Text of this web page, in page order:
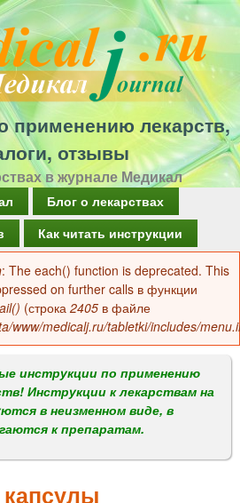
применению лекарств,
отзывы
в журнале Медикал
Блог о лекарствах
Как читать инструкции
: The each() function is deprecated. This
on further calls в функции
(строка 2405 в файле
www/medicalj.ru/tabletki/includes/
инструкции по применению
Инструкции к лекарствам на
в неизменном виде, в
к препаратам.